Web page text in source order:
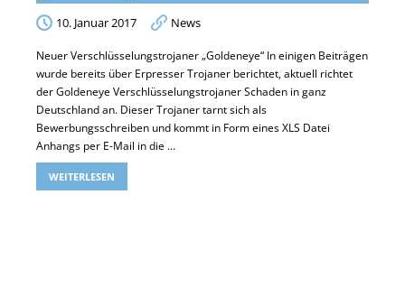
10. Januar 2017 News
Neuer Verschlüsselungstrojaner „Goldeneye“ In einigen Beiträgen
wurde bereits über Erpresser Trojaner berichtet, aktuell richtet
der Goldeneye Verschlüsselungstrojaner Schaden in ganz
Deutschland an. Dieser Trojaner tarnt sich als
Bewerbungsschreiben und kommt in Form eines XLS Datei
Anhangs per E-Mail in die …
WEITERLESEN